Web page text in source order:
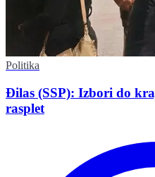
Politika
Đilas (SSP): Izbori do
rasplet